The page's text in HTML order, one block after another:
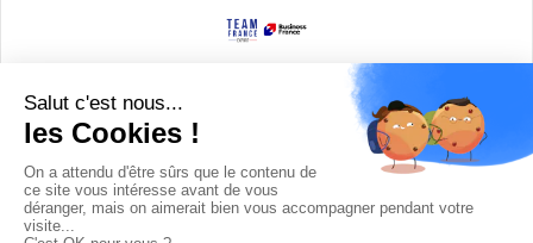
Devenir partenaire